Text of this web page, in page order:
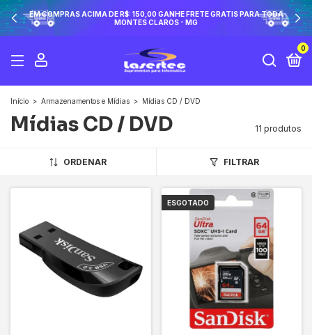
EM COMPRAS ACIMA DE R$: 150,00 GANHE FRETE GRATIS PARA TODA
MONTES CLAROS - MG
0
Início > Armazenamentos e Mídias > Mídias CD / DVD
Mídias CD / DVD 11 produtos
ORDENAR FILTRAR
ESGOTADO